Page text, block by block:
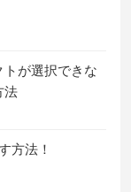
トが選択できな
法
方法！